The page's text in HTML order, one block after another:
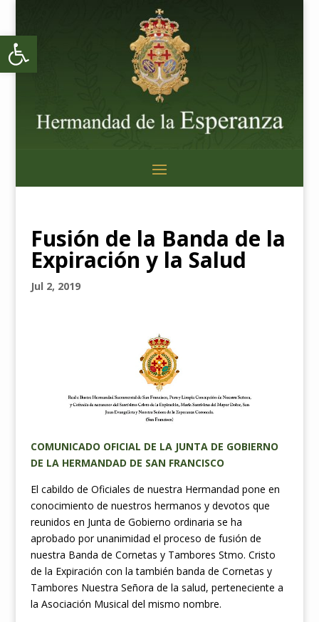
Abrir barra de herramientas
Fusión de la Banda de la
Expiración y la Salud
Jul 2, 2019
COMUNICADO OFICIAL DE LA JUNTA DE GOBIERNO
DE LA HERMANDAD DE SAN FRANCISCO
El cabildo de Oficiales de nuestra Hermandad pone en
conocimiento de nuestros hermanos y devotos que
reunidos en Junta de Gobierno ordinaria se ha
aprobado por unanimidad el proceso de fusión de
nuestra Banda de Cornetas y Tambores Stmo. Cristo
de la Expiración con la también banda de Cornetas y
Tambores Nuestra Señora de la salud, perteneciente a
la Asociación Musical del mismo nombre.